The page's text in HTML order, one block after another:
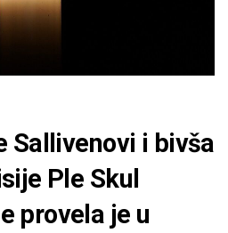
Sallivenovi i bivša
Ple Skul
provela je u